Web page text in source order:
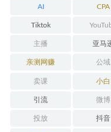
AI CPA
Tiktok
主播 亚马
亲测网赚 公域
卖课 小白
引流 微博
投放 抖音